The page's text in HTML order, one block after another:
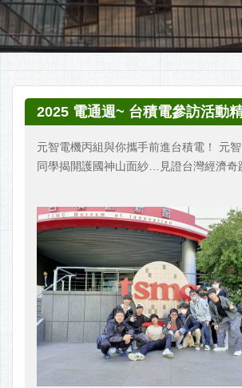
2025 電通週~ 台積電參訪活動
元智電機丙組與你攜手前進台積電！ 元
同學揭開護國神山面紗…見證台灣經濟奇